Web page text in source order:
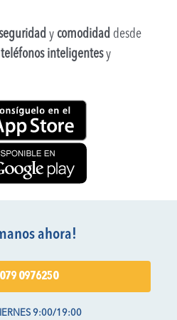
y comodidad desde
teléfonos inteligentesy
ahora!
0976250
9:00/19:00